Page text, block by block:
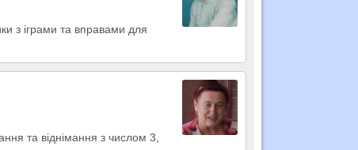
з іграми та вправами для
та віднімання з числом 3,